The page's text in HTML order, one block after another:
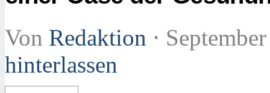
Von Redaktion ⋅
hinterlassen